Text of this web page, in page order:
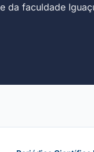
da faculdade